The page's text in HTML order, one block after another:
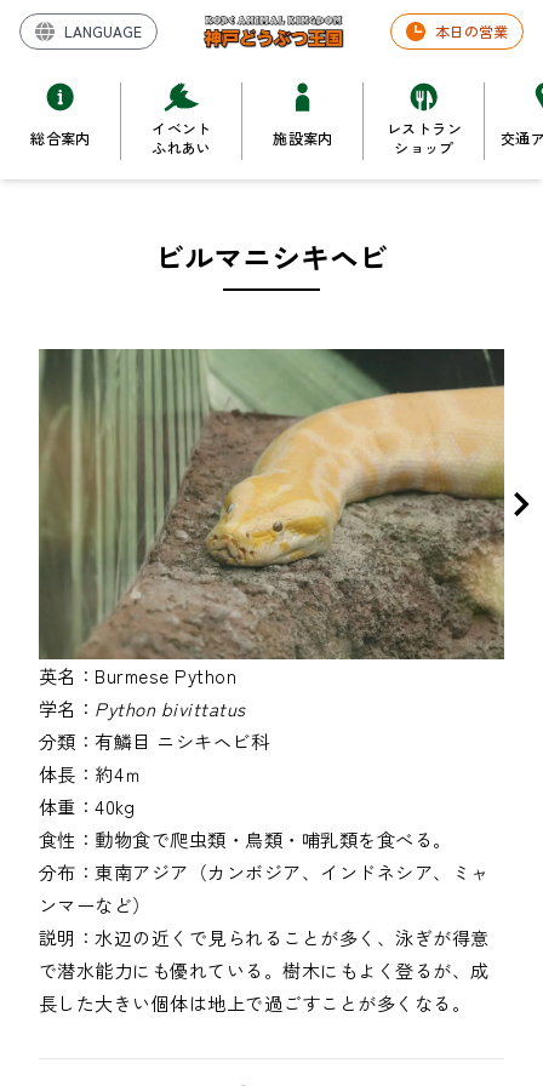
LANGUAGE 本日の営業
総合案内
イベント
ふれあい
施設案内
レストラン
ショップ
交通
ビルマニシキヘビ
英名： Burmese Python
学名： Python bivittatus
分類： 有鱗目 ニシキヘビ科
体長： 約4ｍ
体重：40kg
食性： 動物食で爬虫類・鳥類・哺乳類を食べる。
分布： 東南アジア（カンボジア、インドネシア、ミャ
ンマーなど）
説明：水辺の近くで見られることが多く、泳ぎが得意
で潜水能力にも優れている。樹木にもよく登るが、成
長した大きい個体は地上で過ごすことが多くなる。